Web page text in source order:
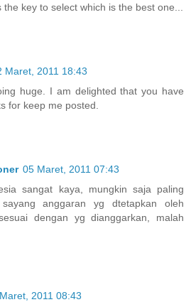
key to select which is the best one...
Maret, 2011 18:43
huge. I am delighted that you have
for keep me posted.
05 Maret, 2011 07:43
sangat kaya, mungkin saja paling
anggaran yg dtetapkan oleh
dengan yg dianggarkan, malah
2011 08:43